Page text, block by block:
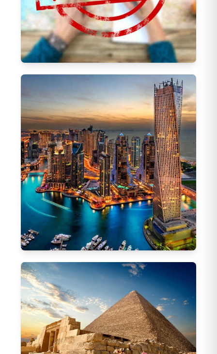
Vizesiz Turlar
471
Dubai Turları
65Tur